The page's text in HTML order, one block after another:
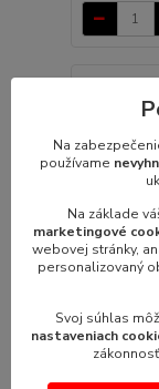
Na
používame
Na základe
marketingové
webovej stránky,
personalizovaný
Svoj súhlas
nastaveniach